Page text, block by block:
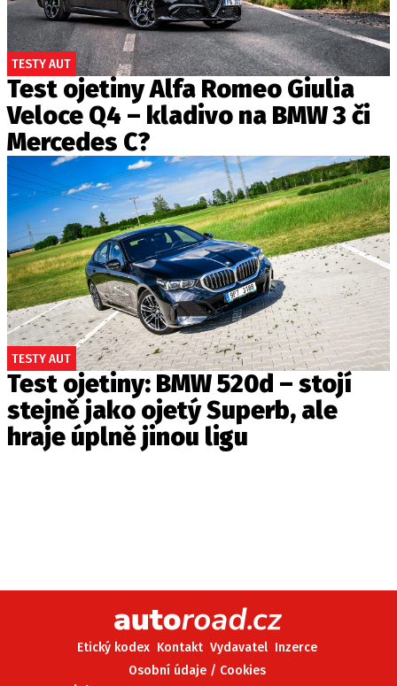
TESTY AUT
Test ojetiny Alfa Romeo Giulia
Veloce Q4 – kladivo na BMW 3 či
Mercedes C?
TESTY AUT
Test ojetiny: BMW 520d – stojí
stejně jako ojetý Superb, ale
hraje úplně jinou ligu
Etický kodex Kontakt Vydavatel Inzerce
Osobní údaje / Cookies